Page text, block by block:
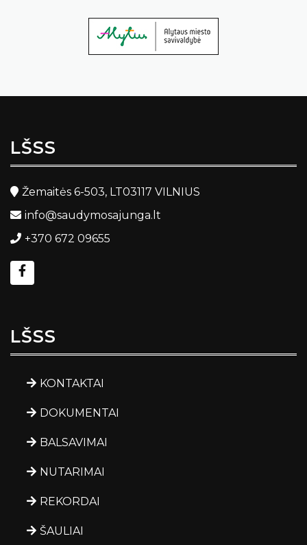
LŠSS
Žemaitės 6-503, LT03117 VILNIUS
info@saudymosajunga.lt
+370 672 09655
LŠSS
KONTAKTAI
DOKUMENTAI
BALSAVIMAI
NUTARIMAI
REKORDAI
ŠAULIAI